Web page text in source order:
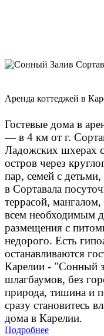
Аренда коттеджей в
Гостевые дома в
— в 4 км от г.
Ладожских шхерах
остров через
пар, семей с
в Сортавала
террасой,
всем необходимым
размещения с
недорого. Есть
останавливаются
Карелии - "Сонный
шлагбаумов, без
природа, тишина и
сразу становитесь
дома в Карелии.
Подробнее